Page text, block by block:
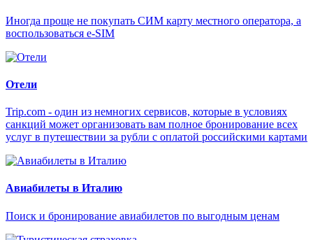
Иногда проще не покупать СИМ карту местного оператора, а
воспользоваться e-SIM
Отели
Trip.com - один из немногих сервисов, которые в условиях
санкций может организовать вам полное бронирование всех
услуг в путешествии за рубли с оплатой российскими картами
Авиабилеты в Италию
Поиск и бронирование авиабилетов по выгодным ценам